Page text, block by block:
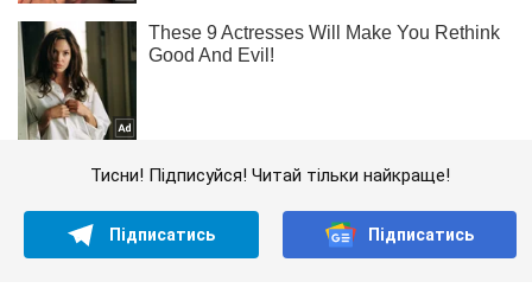
Тисни! Підписуйся! Читай тільки найкраще!
Підписатись Підписатись